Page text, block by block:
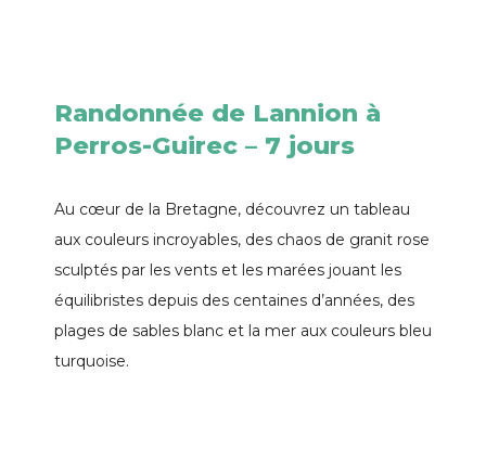
Randonnée de Lannion à
Perros-Guirec – 7 jours
Au cœur de la Bretagne, découvrez un tableau
aux couleurs incroyables, des chaos de granit rose
sculptés par les vents et les marées jouant les
équilibristes depuis des centaines d’années, des
plages de sables blanc et la mer aux couleurs bleu
turquoise.